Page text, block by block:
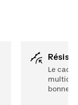
Le
bonne